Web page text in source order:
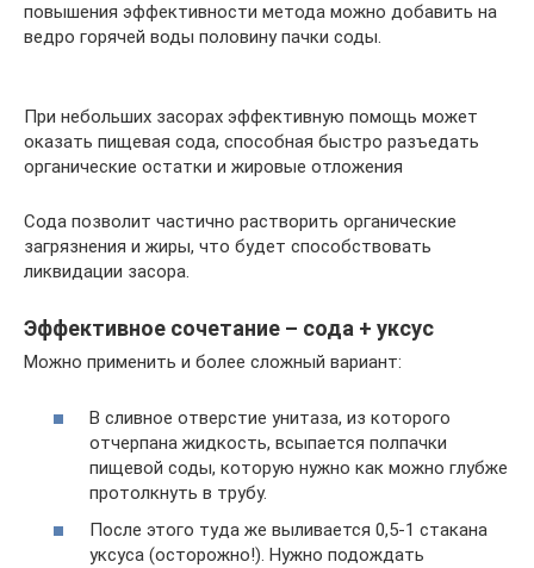
повышения эффективности метода можно добавить на
ведро горячей воды половину пачки соды.
При небольших засорах эффективную помощь может
оказать пищевая сода, способная быстро разъедать
органические остатки и жировые отложения
Сода позволит частично растворить органические
загрязнения и жиры, что будет способствовать
ликвидации засора.
Эффективное сочетание – сода + уксус
Можно применить и более сложный вариант:
В сливное отверстие унитаза, из которого
отчерпана жидкость, всыпается полпачки
пищевой соды, которую нужно как можно глубже
протолкнуть в трубу.
После этого туда же выливается 0,5-1 стакана
уксуса (осторожно!). Нужно подождать